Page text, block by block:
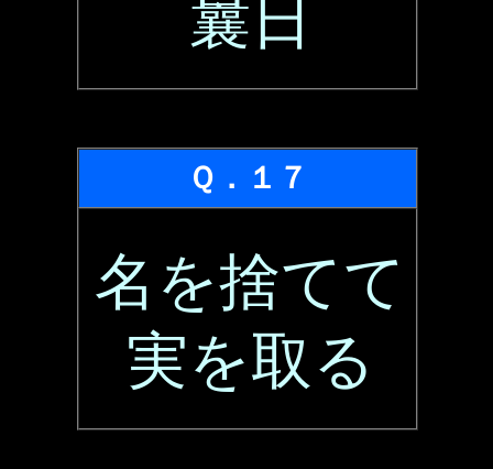
曩日
Ｑ．１７
名を捨てて
実を取る